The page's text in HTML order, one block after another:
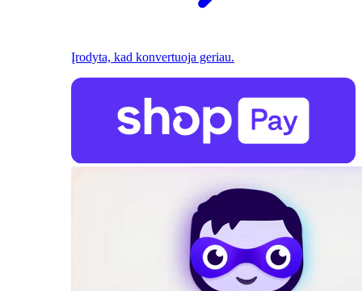
Įrodyta, kad konvertuoja geriau.